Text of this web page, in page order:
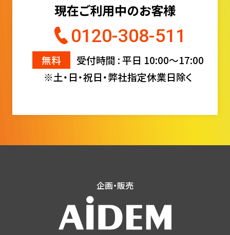
現在ご利用中のお客様
0120-308-511
無料
受付時間 : 平日 10:00〜17:00
※土・日・祝日・弊社指定休業日除く
企画・販売